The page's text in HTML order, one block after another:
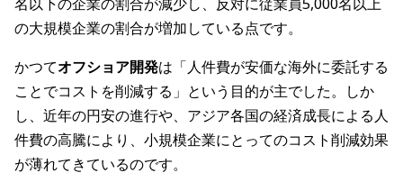
の大規模企業の割合が増加している点です。
かつてオフショア開発は「人件費が安価な海外に委託する
ことでコストを削減する」という目的が主でした。しか
し、近年の円安の進行や、アジア各国の経済成長による人
件費の高騰により、小規模企業にとってのコスト削減効果
が薄れてきているのです。